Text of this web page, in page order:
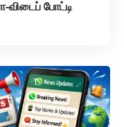
விடைப் போட்டி